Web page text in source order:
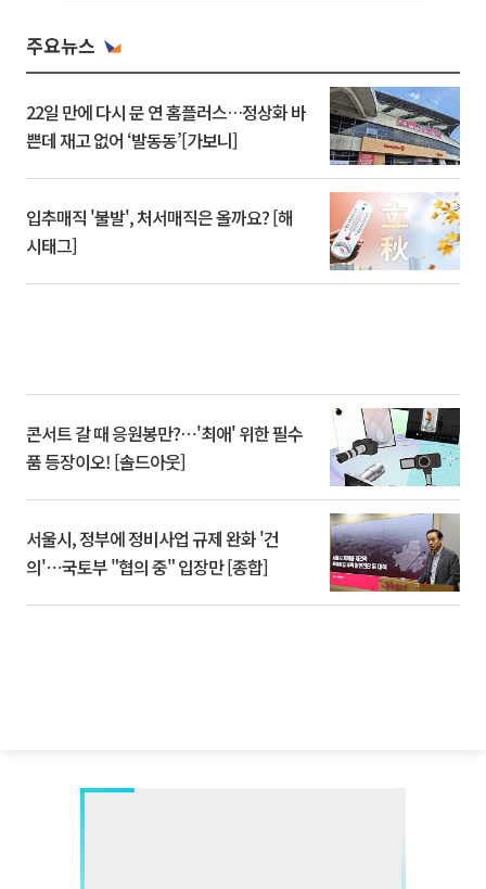
주요뉴스
22일 만에 다시 문 연 홈플러스…정상화 바
쁜데 재고 없어 ‘발동동’[가보니]
입추매직 '불발', 처서매직은 올까요? [해
시태그]
콘서트 갈 때 응원봉만?⋯'최애' 위한 필수
품 등장이오! [솔드아웃]
서울시, 정부에 정비사업 규제 완화 '건
의'⋯국토부 "협의 중" 입장만 [종합]